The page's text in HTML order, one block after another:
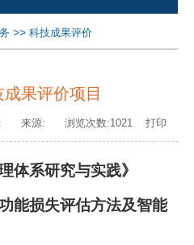
>> 科技成果评价
果评价项目
: 来源: 浏览次数:1021 打印
体系研究与实践》
能损失评估方法及智能